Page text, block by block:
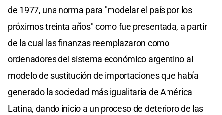
de 1977, una norma para "modelar el país por los
próximos treinta años" como fue presentada, a partir
de la cual las finanzas reemplazaron como
ordenadores del sistema económico argentino al
modelo de sustitución de importaciones que había
generado la sociedad más igualitaria de América
Latina, dando inicio a un proceso de deterioro de las